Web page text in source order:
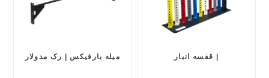
میله بارفیکس | رک مدولار قفسه انبار |